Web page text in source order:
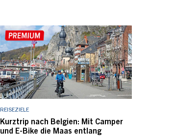
REISEZIELE
Kurztrip nach Belgien: Mit Camper
und E-Bike die Maas entlang